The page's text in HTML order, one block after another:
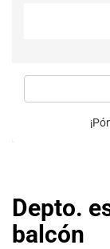
Depto.
balcón